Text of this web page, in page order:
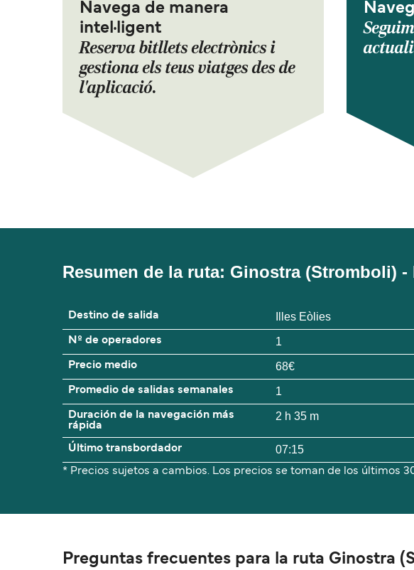
Navega de manera
intel·ligent
Reserva bitllets electrònics i
gestiona els teus viatges des de
l'aplicació.
Resumen de la ruta: Ginostra (Stromboli)
Destino de salida Illes Eòlies
Nº de operadores 1
Precio medio 68€
Promedio de salidas semanales 1
Duración de la navegación más
rápida
2 h 35 m
Último transbordador 07:15
* Precios sujetos a cambios. Los precios se toman de los últimos
Preguntas frecuentes para la ruta Ginostra